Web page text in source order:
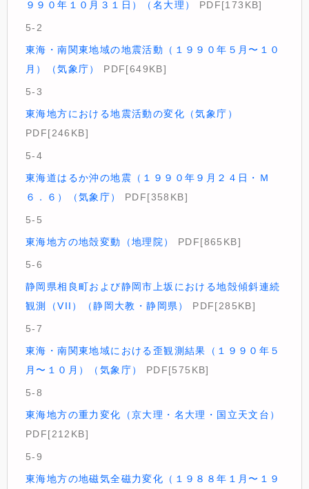
９９０年１０月３１日）（名大理） PDF[173KB]
5-2
東海・南関東地域の地震活動（１９９０年５月〜１０
月）（気象庁）
PDF[649KB]
5-3
東海地方における地震活動の変化（気象庁）
PDF[246KB]
5-4
東海道はるか沖の地震（１９９０年９月２４日・Ｍ
６．６）（気象庁）
PDF[358KB]
5-5
東海地方の地殻変動（地理院）
PDF[865KB]
5-6
静岡県相良町および静岡市上坂における地殻傾斜連続
観測（VII）（静岡大教・静岡県）
PDF[285KB]
5-7
東海・南関東地域における歪観測結果（１９９０年５
月〜１０月）（気象庁）
PDF[575KB]
5-8
東海地方の重力変化（京大理・名大理・国立天文台）
PDF[212KB]
5-9
東海地方の地磁気全磁力変化（１９８８年１月〜１９